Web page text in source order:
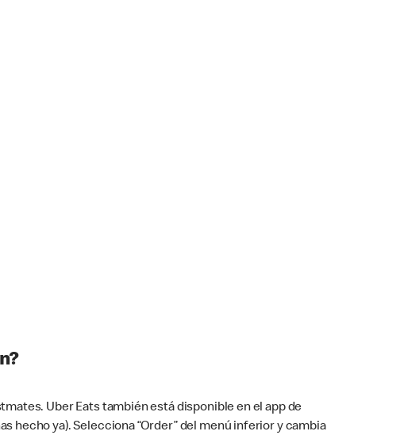
Uber Eats también está disponible en el app de
hecho ya). Selecciona “Order” del menú inferior y cambia